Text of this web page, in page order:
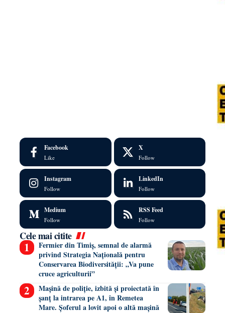
Facebook
Like
X
Follow
Instagram
Follow
LinkedIn
Follow
Medium
Follow
RSS Feed
Follow
Cele mai citite
Fermier din Timiș, semnal de alarmă
privind Strategia Națională pentru
Conservarea Biodiversității: „Va pune
cruce agriculturii”
Mașină de poliție, izbită și proiectată în
șanț la intrarea pe A1, în Remetea
Mare. Șoferul a lovit apoi o altă mașină